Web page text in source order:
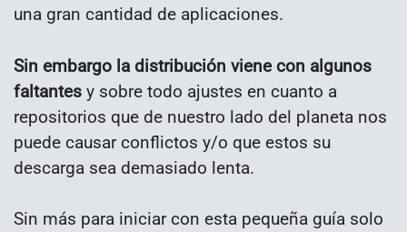
una gran cantidad de aplicaciones.
Sin embargo la distribución viene con algunos
faltantes y sobre todo ajustes en cuanto a
repositorios que de nuestro lado del planeta nos
puede causar conflictos y/o que estos su
descarga sea demasiado lenta.
Sin más para iniciar con esta pequeña guía solo